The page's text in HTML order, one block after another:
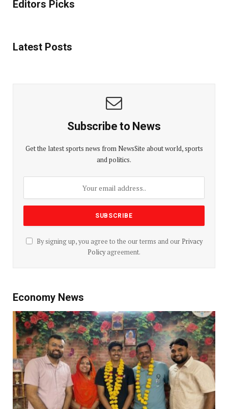
Editors Picks
Latest Posts
Subscribe to News
Get the latest sports news from NewsSite about world, sports
and politics.
By signing up, you agree to the our terms and our Privacy
Policyagreement.
Economy News